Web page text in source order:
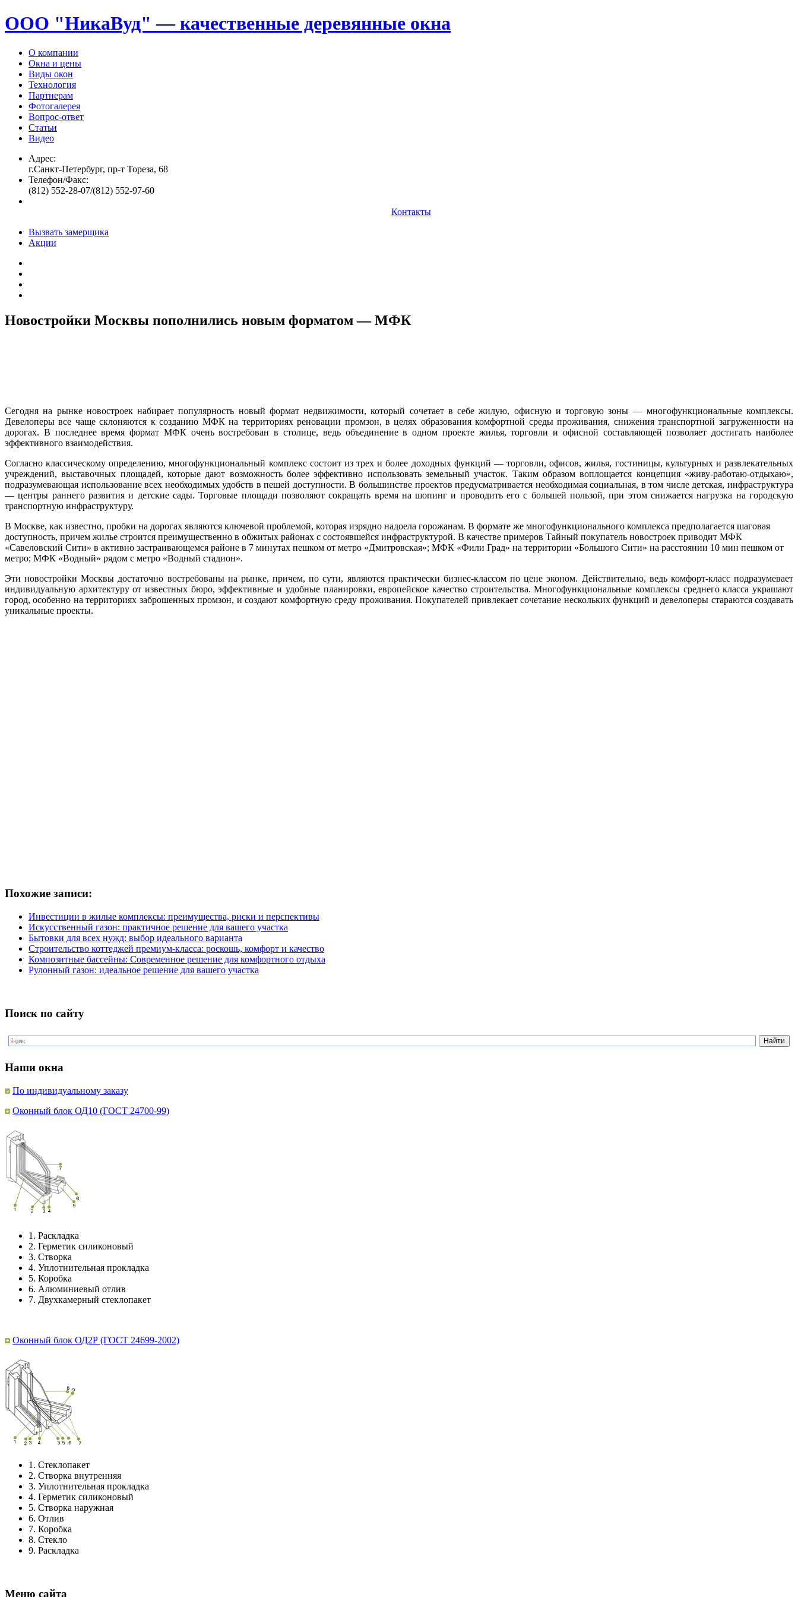
ООО "НикаВуд" — качественные деревянные окна
О компании
Окна и цены
Виды окон
Технология
Партнерам
Фотогалерея
Вопрос-ответ
Статьи
Видео
Адрес:
г.Санкт-Петербург, пр-т Тореза, 68
Телефон/Факс:
(812) 552-28-07/(812) 552-97-60
Контакты
Вызвать замерщика
Акции
Новостройки Москвы пополнились новым форматом — МФК
Сегодня на рынке новостроек набирает популярность новый формат недвижимости, который сочетает в себе жилую, офисную и торговую зоны — многофункциональные комплексы.
Девелоперы все чаще склоняются к созданию МФК на территориях реновации промзон, в целях образования комфортной среды проживания, снижения транспортной загруженности на
дорогах. В последнее время формат МФК очень востребован в столице, ведь объединение в одном проекте жилья, торговли и офисной составляющей позволяет достигать наиболее
эффективного взаимодействия.
Согласно классическому определению, многофункциональный комплекс состоит из трех и более доходных функций — торговли, офисов, жилья, гостиницы, культурных и развлекательных
учреждений, выставочных площадей, которые дают возможность более эффективно использовать земельный участок. Таким образом воплощается концепция «живу-работаю-отдыхаю»,
подразумевающая использование всех необходимых удобств в пешей доступности. В большинстве проектов предусматривается необходимая социальная, в том числе детская, инфраструктура
— центры раннего развития и детские сады. Торговые площади позволяют сокращать время на шопинг и проводить его с большей пользой, при этом снижается нагрузка на городскую
транспортную инфраструктуру.
В Москве, как известно, пробки на дорогах являются ключевой проблемой, которая изрядно надоела горожанам. В формате же многофункционального комплекса предполагается шаговая
доступность, причем жилье строится преимущественно в обжитых районах с состоявшейся инфраструктурой. В качестве примеров Тайный покупатель новостроек приводит МФК
«Савеловский Сити» в активно застраивающемся районе в 7 минутах пешком от метро «Дмитровская»; МФК «Фили Град» на территории «Большого Сити» на расстоянии 10 мин пешком от
метро; МФК «Водный» рядом с метро «Водный стадион».
Эти новостройки Москвы достаточно востребованы на рынке, причем, по сути, являются практически бизнес-классом по цене эконом. Действительно, ведь комфорт-класс подразумевает
индивидуальную архитектуру от известных бюро, эффективные и удобные планировки, европейское качество строительства. Многофункциональные комплексы среднего класса украшают
город, особенно на территориях заброшенных промзон, и создают комфортную среду проживания. Покупателей привлекает сочетание нескольких функций и девелоперы стараются создавать
уникальные проекты.
Похожие записи:
Инвестиции в жилые комплексы: преимущества, риски и перспективы
Искусственный газон: практичное решение для вашего участка
Бытовки для всех нужд: выбор идеального варианта
Строительство коттеджей премиум-класса: роскошь, комфорт и качество
Композитные бассейны: Современное решение для комфортного отдыха
Рулонный газон: идеальное решение для вашего участка
Поиск по сайту
Наши окна
По индивидуальному заказу
Оконный блок ОД10 (ГОСТ 24700-99)
1. Раскладка
2. Герметик силиконовый
3. Створка
4. Уплотнительная прокладка
5. Коробка
6. Алюминиевый отлив
7. Двухкамерный стеклопакет
Оконный блок ОД2Р (ГОСТ 24699-2002)
1. Стеклопакет
2. Створка внутренняя
3. Уплотнительная прокладка
4. Герметик силиконовый
5. Створка наружная
6. Отлив
7. Коробка
8. Стекло
9. Раскладка
Меню сайта